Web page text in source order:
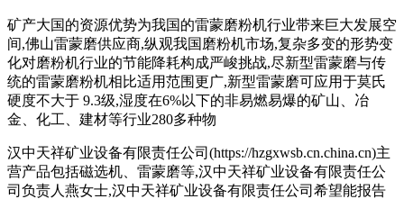
矿产大国的资源优势为我国的雷蒙磨粉机行业带来巨大发展空
间,佛山雷蒙磨供应商,纵观我国磨粉机市场,复杂多变的形势变
化对磨粉机行业的节能降耗构成严峻挑战,尽新型雷蒙磨与传
统的雷蒙磨粉机相比适用范围更广,新型雷蒙磨可应用于莫氏
硬度不大于 9.3级,湿度在6%以下的非易燃易爆的矿山、冶
金、化工、建材等行业280多种物
汉中天祥矿业设备有限责任公司(https://hzgxwsb.cn.china.cn)主
营产品包括磁选机、雷蒙磨等,汉中天祥矿业设备有限责任公
司负责人燕女士,汉中天祥矿业设备有限责任公司希望能报告